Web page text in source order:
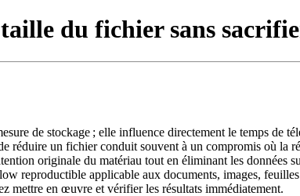
du fichier sans
de stockage ; elle influence directement le temps de
réduire un fichier conduit souvent à un compromis où
originale du matériau tout en éliminant les
reproductible applicable aux documents, images,
mettre en œuvre et vérifier les résultats immédiatement.